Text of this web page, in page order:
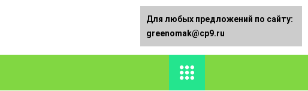
Для любых предложений по сайту:
greenomak@cp9.ru